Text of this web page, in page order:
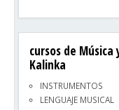
cursos de
Kalinka
INSTRUMENTOS
LENGUAJE MUSICAL